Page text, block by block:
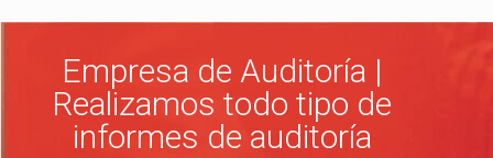
Empresa de Auditoría |
Realizamos todo tipo de
informes de auditoría